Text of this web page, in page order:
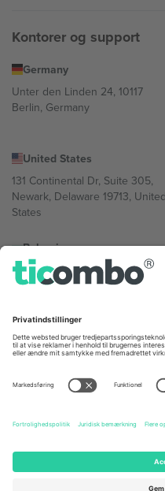
Kontorer og support
Germany
Unter den Linden 24, 10117
Berlin, Germany
United States
131 Continental Dr, Suite 305,
Newark, Delaware 19713, United
States
Bulgaria
Regus Sofia City West, bul
Totleben 53-55, 1606 Sofia,
Mexico
Av Chapultepec 360, Roma
Norte, Cuauhtémoc, 06700
Ciudad de México, CDMX,
sted, begivenhed og/eller
begivenhedsside, tryk og
Ticombo. Alle rettigheder